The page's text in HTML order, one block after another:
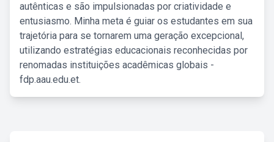
autênticas e são impulsionadas por criatividade e
entusiasmo. Minha meta é guiar os estudantes em sua
trajetória para se tornarem uma geração excepcional,
utilizando estratégias educacionais reconhecidas por
renomadas instituições acadêmicas globais -
fdp.aau.edu.et.